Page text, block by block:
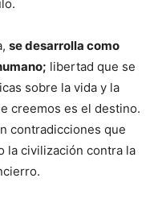
se desarrolla como
libertad que se
sobre la vida y la
creemos es el destino.
contradicciones que
la civilización contra la